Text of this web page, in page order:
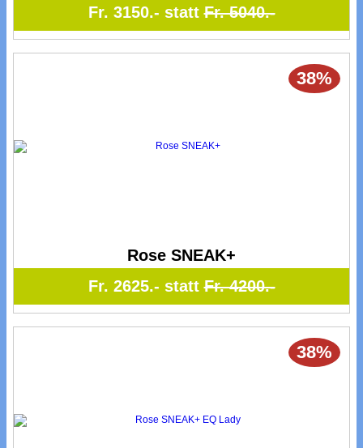
Fr. 3150.- stattFr. 5040.-
38%
Rose SNEAK+
Fr. 2625.- stattFr. 4200.-
38%